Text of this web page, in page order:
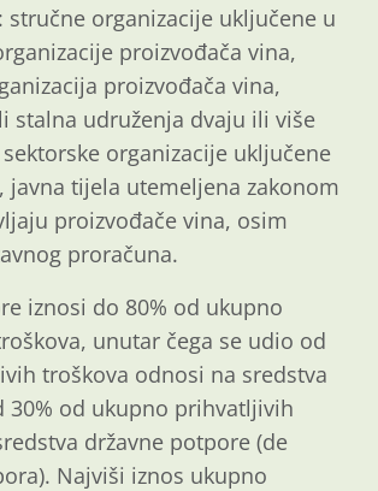
stručne organizacije uključene u
proizvođača vina,
proizvođača vina,
stalna udruženja dvaju ili više
organizacije uključene
javna tijela utemeljena zakonom
proizvođače vina, osim
proračuna.
iznosi do 80% od ukupno
unutar čega se udio od
troškova odnosi na sredstva
30% od ukupno prihvatljivih
državne potpore (de
Najviši iznos ukupno